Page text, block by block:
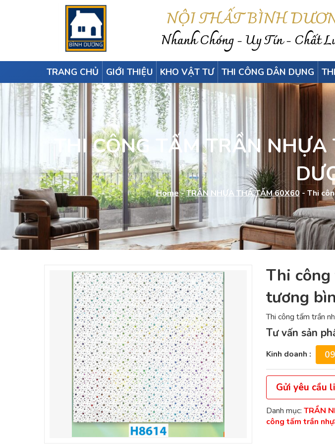
NỘI THẤT BÌNH
Nhanh Chóng - Uy Tín - Chất
TRANG CHỦ GIỚI THIỆU KHO VẬT TƯ THI CÔNG DÂN DỤNG
THI CÔNG TẤM TRẦN
Home-TRẦN NHỰA THẢ TẤM 60X60-Thi
Thi
tương
Thi công tấm trần
Tư vấn sản
Kinh doanh :
Gửi yêu cầu
Danh mục: TRẦN
công tấm trần